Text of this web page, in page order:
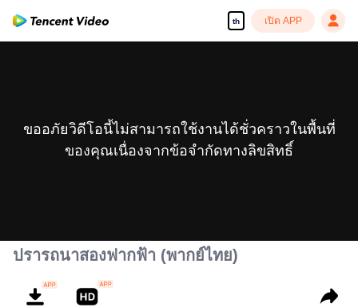
th เปิด APP
ขออภัยวิดีโอนี้ไม่สามารถใช้งานได้ชั่วคราวในพื้นที่
ของคุณเนื่องจากข้อจำกัดทางลิขสิทธิ์
ปรารถนาสองฟากฟ้า (พากย์ไทย)